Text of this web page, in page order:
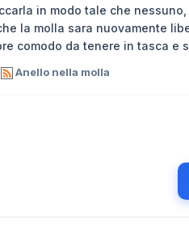
in modo tale che
la molla sara nuovamente
comodo da tenere in tasca e
Anello nella molla